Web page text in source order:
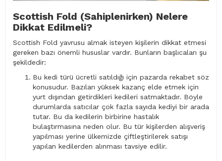
Scottish Fold (Sahiplenirken) Nelere
Dikkat Edilmeli?
Scottish Fold yavrusu almak isteyen kişilerin dikkat etmesi
gereken bazı önemli hususlar vardır. Bunların başlıcaları şu
şekildedir:
Bu kedi türü ücretli satıldığı için pazarda rekabet söz
konusudur. Bazıları yüksek kazanç elde etmek için
yurt dışından getirdikleri kedileri satmaktadır. Böyle
durumlarda satıcılar çok fazla sayıda kediyi bir arada
tutar. Bu da kedilerin birbirine hastalık
bulaştırmasına neden olur. Bu tür kişilerden alışveriş
yapılması yerine ülkemizde çiftleştirilerek satışı
yapılan kedilerden alınması tavsiye edilir.